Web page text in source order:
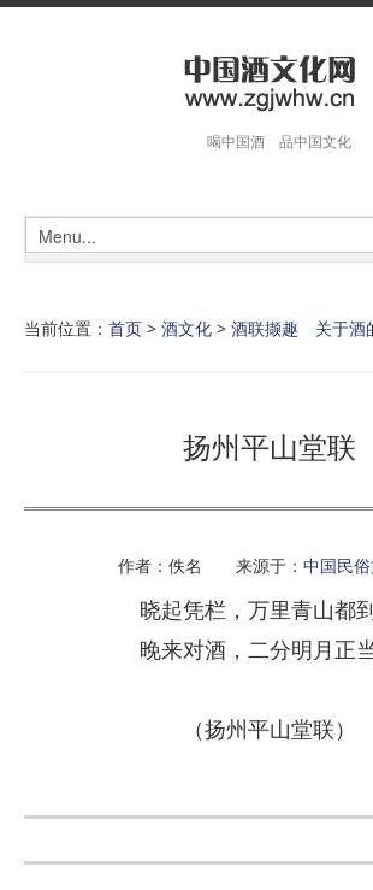
喝中国酒 品中国文化
当前位置： 首页 > 酒文化 > 酒联撷趣 关于酒
扬州平山堂联
作者：佚名 来源于： 中国民
晓起凭栏，万里青山都
晚来对酒，二分明月正
（扬州平山堂联）